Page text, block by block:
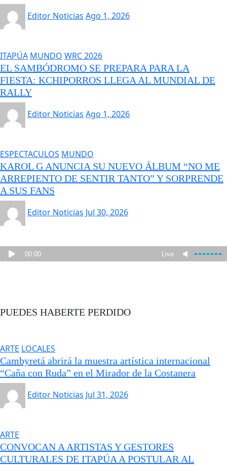
Editor Noticias Ago 1, 2026
ITAPÚA MUNDO WRC 2026
EL SAMBÓDROMO SE PREPARA PARA LA
FIESTA: KCHIPORROS LLEGA AL MUNDIAL DE
RALLY
Editor Noticias Ago 1, 2026
ESPECTACULOS MUNDO
KAROL G ANUNCIA SU NUEVO ÁLBUM “NO ME
ARREPIENTO DE SENTIR TANTO” Y SORPRENDE
A SUS FANS
Editor Noticias Jul 30, 2026
PUEDES HABERTE PERDIDO
ARTE LOCALES
Cambyretá abrirá la muestra artística internacional
“Caña con Ruda” en el Mirador de la Costanera
Editor Noticias Jul 31, 2026
ARTE
CONVOCAN A ARTISTAS Y GESTORES
CULTURALES DE ITAPÚA A POSTULAR AL